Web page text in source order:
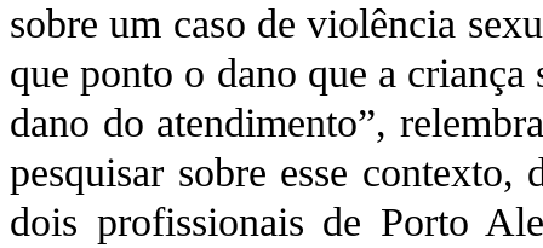
sobre um caso de violência
que ponto o dano que a
dano do atendimento”,
pesquisar sobre esse contexto,
dois profissionais de Porto